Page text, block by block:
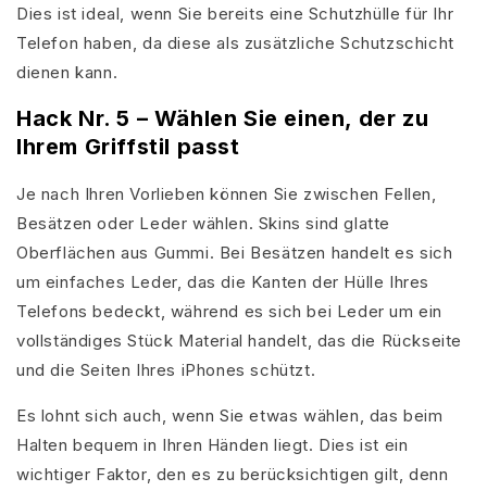
Dies ist ideal, wenn Sie bereits eine Schutzhülle für Ihr
Telefon haben, da diese als zusätzliche Schutzschicht
dienen kann.
Hack Nr. 5 – Wählen Sie einen, der zu
Ihrem Griffstil passt
Je nach Ihren Vorlieben können Sie zwischen Fellen,
Besätzen oder Leder wählen. Skins sind glatte
Oberflächen aus Gummi. Bei Besätzen handelt es sich
um einfaches Leder, das die Kanten der Hülle Ihres
Telefons bedeckt, während es sich bei Leder um ein
vollständiges Stück Material handelt, das die Rückseite
und die Seiten Ihres iPhones schützt.
Es lohnt sich auch, wenn Sie etwas wählen, das beim
Halten bequem in Ihren Händen liegt. Dies ist ein
wichtiger Faktor, den es zu berücksichtigen gilt, denn